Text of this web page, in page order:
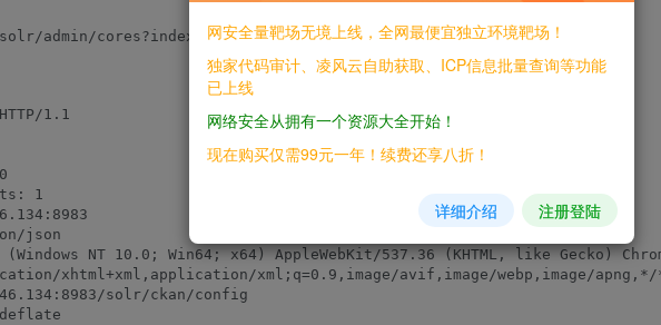
1.1
1
json
NT 10.0; Win64; x64) AppleWebKit/537.36 (KHTML, like Gecko)
xhtml+xml,application/xml;q=0.9,image/avif,image/webp,image/
solr/ckan/config
网安全量靶场无境上线，全网最便宜独立环境靶场！
独家代码审计、凌风云自助获取、ICP信息批量查询等功能
已上线
网络安全从拥有一个资源大全开始！
现在购买仅需99元一年！续费还享八折！
详细介绍 注册登陆